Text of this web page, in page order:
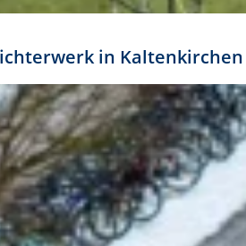
in Kaltenkirchen